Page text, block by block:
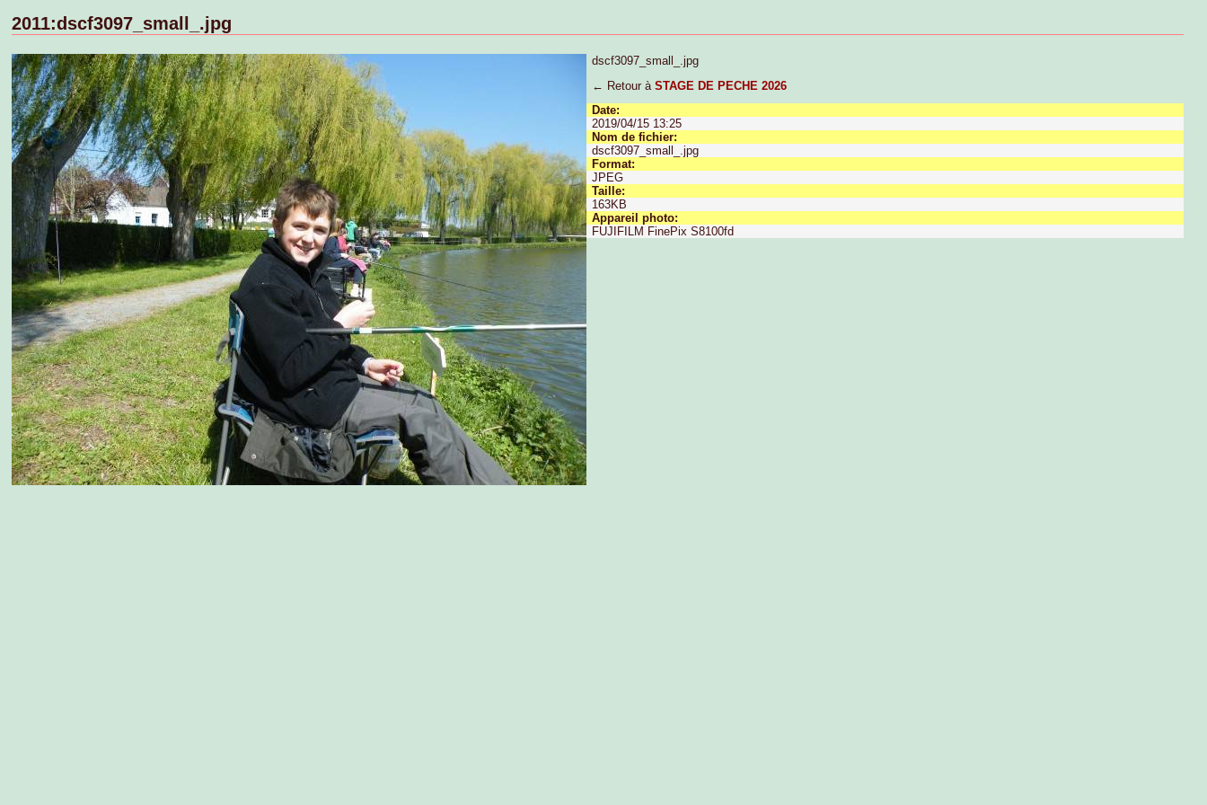
2011:dscf3097_small_.jpg
dscf3097_small_.jpg
← Retour àSTAGE DE PECHE 2026
Date:
2019/04/15 13:25
Nom de fichier:
dscf3097_small_.jpg
Format:
JPEG
Taille:
163KB
Appareil photo:
FUJIFILM FinePix S8100fd